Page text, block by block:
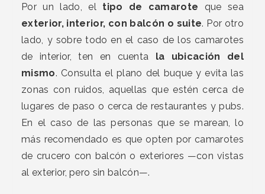
Por un lado, el tipo de camarote que sea
exterior, interior, con balcón o suite. Por otro
lado, y sobre todo en el caso de los camarotes
de interior, ten en cuenta la
ubicación del
mismo. Consulta el plano del buque y evita las
zonas con ruidos, aquellas que estén cerca de
lugares de paso o cerca de restaurantes y pubs.
En el caso de las personas que se marean, lo
más recomendado es que opten por camarotes
de crucero con balcón o exteriores —con vistas
al exterior, pero sin balcón—.